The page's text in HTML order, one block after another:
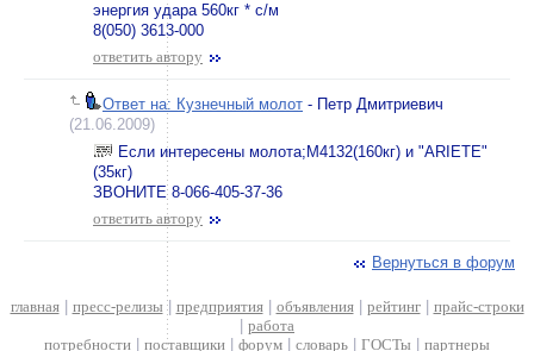
энергия удара 560кг * с/м
8(050) 3613-000
ответить автору
Ответ на: Кузнечный молот - Петр Дмитриевич
(21.06.2009)
Если интересены молота;М4132(160кг) и "ARIETE"
(35кг)
ЗВОНИТЕ 8-066-405-37-36
ответить автору
Вернуться в форум
главная| пресс-релизы | предприятия| объявления| рейтинг| прайс-строки
работа
потребности
поставщики форум словарь ГОСТы партнеры